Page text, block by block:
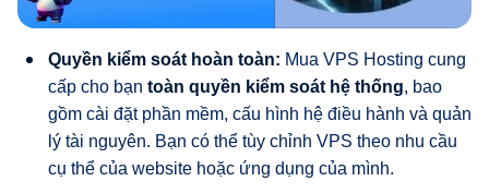
Quyền kiểm soát hoàn toàn: Mua VPS Hosting cung
cấp cho bạn toàn quyền kiểm soát hệ thống, bao
gồm cài đặt phần mềm, cấu hình hệ điều hành và quản
lý tài nguyên. Bạn có thể tùy chỉnh VPS theo nhu cầu
cụ thể của website hoặc ứng dụng của mình.